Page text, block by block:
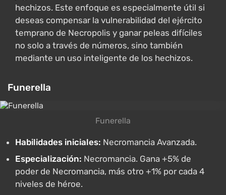
hechizos. Este enfoque es especialmente útil si
deseas compensar la vulnerabilidad del ejército
temprano de Necropolis y ganar peleas difíciles
no solo a través de números, sino también
mediante un uso inteligente de los hechizos.
Funerella
Funerella
Habilidades iniciales: Necromancia Avanzada.
Especialización: Necromancia. Gana +5% de
poder de Necromancia, más otro +1% por cada 4
niveles de héroe.